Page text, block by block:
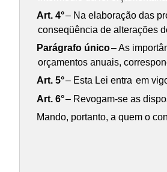
Art. 4°– Na elaboração das
conseqüência de alterações
Parágrafo único– As
orçamentos anuais,
Art. 5°– Esta Lei entra em
Art. 6°– Revogam-se as
Mando, portanto, a quem o